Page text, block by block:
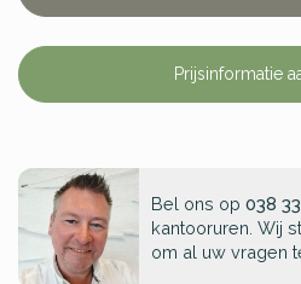
Prijsinformatie
Bel ons op 038
kantooruren. Wij
om al uw vragen